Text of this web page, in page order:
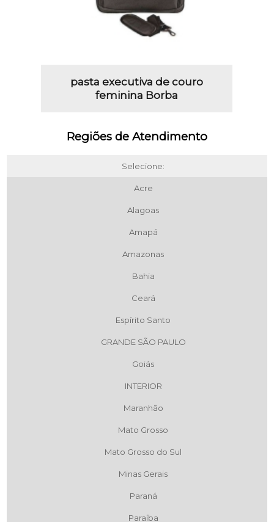
pasta executiva de couro
feminina Borba
Regiões de Atendimento
Selecione:
Acre
Alagoas
Amapá
Amazonas
Bahia
Ceará
Espírito Santo
GRANDE SÃO PAULO
Goiás
INTERIOR
Maranhão
Mato Grosso
Mato Grosso do Sul
Minas Gerais
Paraná
Paraíba